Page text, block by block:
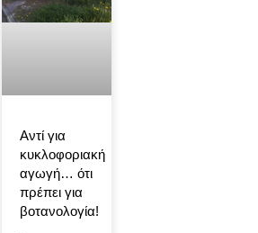
Αντί για
κυκλοφοριακή
αγωγή… ότι
πρέπει για
βοτανολογία!